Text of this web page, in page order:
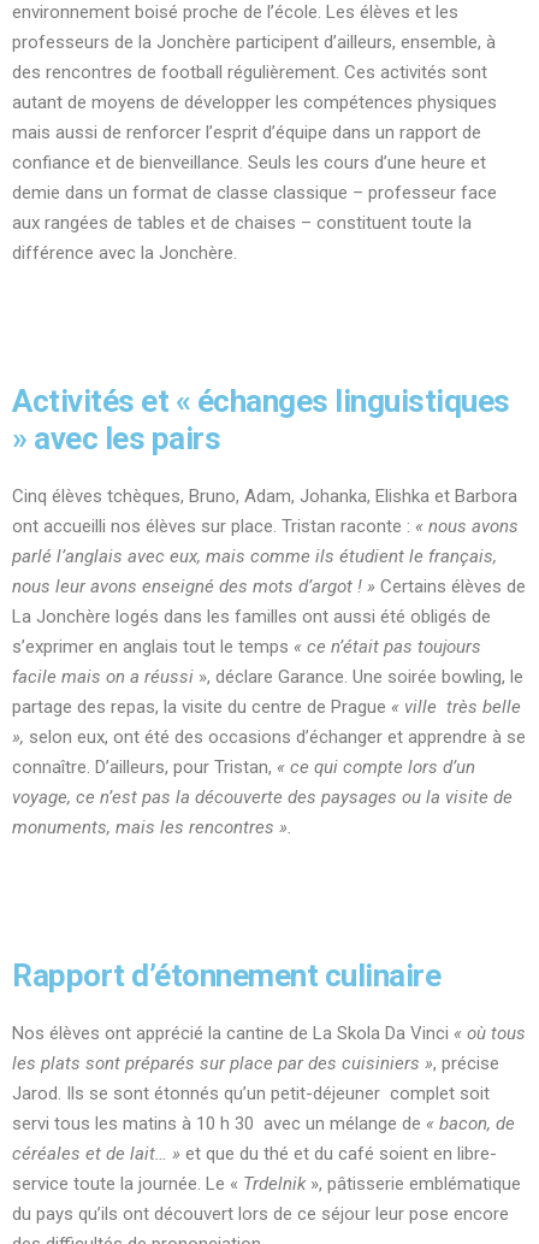
environnement boisé proche de l’école. Les élèves et les
professeurs de la Jonchère participent d’ailleurs, ensemble, à
des rencontres de football régulièrement. Ces activités sont
autant de moyens de développer les compétences physiques
mais aussi de renforcer l’esprit d’équipe dans un rapport de
confiance et de bienveillance. Seuls les cours d’une heure et
demie dans un format de classe classique – professeur face
aux rangées de tables et de chaises – constituent toute la
différence avec la Jonchère.
Activités et « échanges linguistiques
» avec les pairs
Cinq élèves tchèques, Bruno, Adam, Johanka, Elishka et Barbora
ont accueilli nos élèves sur place. Tristan raconte : « nous avons
parlé l’anglais avec eux, mais comme ils étudient le français,
nous leur avons enseigné des mots d’argot ! » Certains élèves de
La Jonchère logés dans les familles ont aussi été obligés de
s’exprimer en anglais tout le temps « ce n’était pas toujours
facile mais on a réussi », déclare Garance. Une soirée bowling, le
partage des repas, la visite du centre de Prague « ville très belle
», selon eux, ont été des occasions d’échanger et apprendre à se
connaître. D’ailleurs, pour Tristan, « ce qui compte lors d’un
voyage, ce n’est pas la découverte des paysages ou la visite de
monuments, mais les rencontres ».
Rapport d’étonnement culinaire
Nos élèves ont apprécié la cantine de La Skola Da Vinci « où tous
les plats sont préparés sur place par des cuisiniers », précise
Jarod. Ils se sont étonnés qu’un petit-déjeuner complet soit
servi tous les matins à 10 h 30 avec un mélange de « bacon, de
céréales et de lait… » et que du thé et du café soient en libre-
service toute la journée. Le « Trdelnik », pâtisserie emblématique
du pays qu’ils ont découvert lors de ce séjour leur pose encore